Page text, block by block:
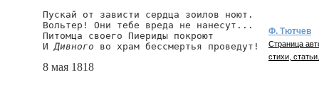
Пускай от зависти сердца зоилов ноют.
Вольтер! Они тебе вреда не нанесут...
Питомца своего Пиериды покроют
И Дивного во храм бессмертья проведут!
8 мая 1818
Ф. Тютчев
Страница
стихи, статьи.